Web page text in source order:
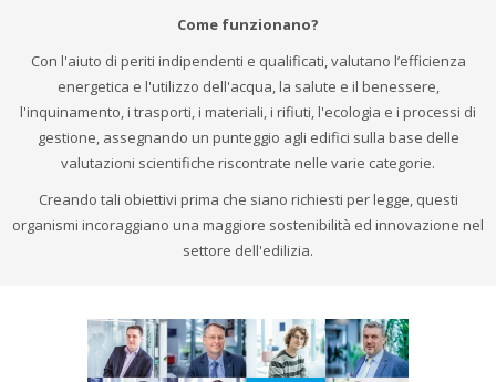
Come funzionano?
Con l'aiuto di periti indipendenti e qualificati, valutano l’efficienza
energetica e l'utilizzo dell'acqua, la salute e il benessere,
l'inquinamento, i trasporti, i materiali, i rifiuti, l'ecologia e i processi di
gestione, assegnando un punteggio agli edifici sulla base delle
valutazioni scientifiche riscontrate nelle varie categorie.
Creando tali obiettivi prima che siano richiesti per legge, questi
organismi incoraggiano una maggiore sostenibilità ed innovazione nel
settore dell'edilizia.